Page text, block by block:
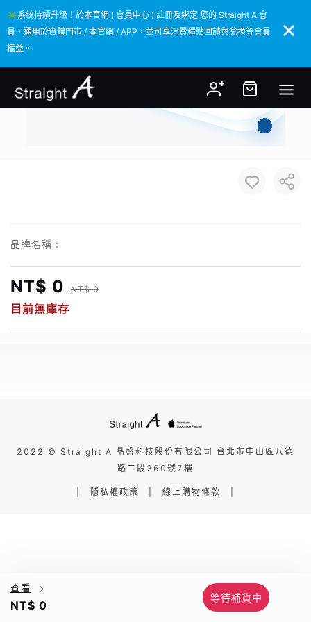
✳️系統持續升級！於本官網 ( 會員中心 ) 註冊及綁定 您的 Straight A 會
員，通用於實體門市 / 本官網 / APP，並可享消費積點回饋與兌換等會員
權益。
✳️系統持續升級！於本官網 ( 會員中心 ) 註冊及綁定 您的 Straight A 會
員，通用於實體門市 / 本官網 / APP，並可享消費積點回饋與兌換等會員
權益。
品牌名稱 :
NT$ 0 NT$ 0
目前無庫存
查看
NT$ 0
等待補貨中
2022 © Straight A 晶盛科技股份有限公司 台北市中山區八德
路二段260號7樓
隱私權政策 線上購物條款